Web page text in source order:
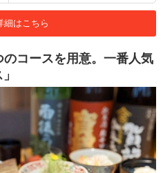
細はこちら
コースを用意。一番人気